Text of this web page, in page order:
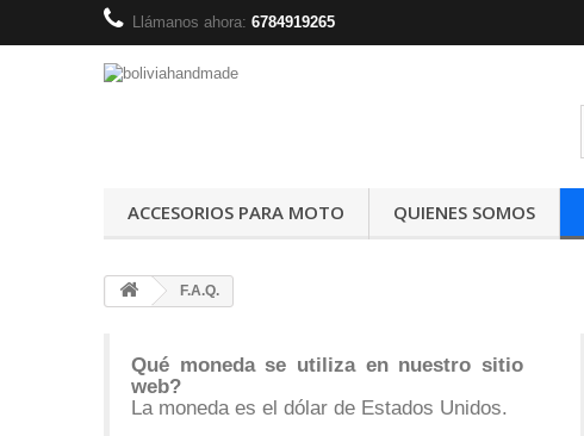
Llámanos ahora: 6784919265
ACCESORIOS PARA MOTO QUIENES SOMOS
F.A.Q.
Qué moneda se utiliza en nuestro sitio
web?
La moneda es el dólar de Estados Unidos.